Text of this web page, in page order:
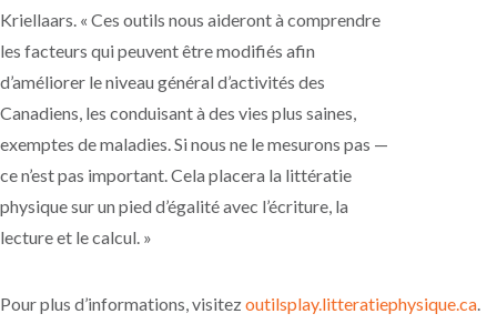
Kriellaars. « Ces outils nous aideront à comprendre
les facteurs qui peuvent être modifiés afin
d’améliorer le niveau général d’activités des
Canadiens, les conduisant à des vies plus saines,
exemptes de maladies. Si nous ne le mesurons pas —
ce n’est pas important. Cela placera la littératie
physique sur un pied d’égalité avec l’écriture, la
lecture et le calcul. »
Pour plus d’informations, visitezoutilsplay.litteratiephysique.ca.